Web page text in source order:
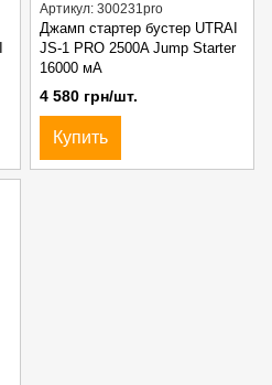
Артикул: 300231pro
Джамп стартер бустер UTRAI
JS-1 PRO 2500A Jump Starter
16000 мА
4 580 грн/шт.
Купить